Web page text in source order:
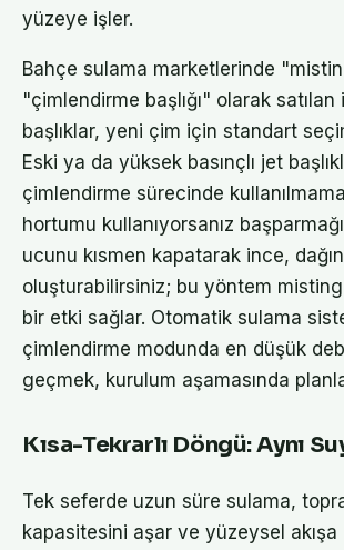
yüzeye işler.
Bahçe sulama marketlerinde
"çimlendirme başlığı" olarak satılan
başlıklar, yeni çim için standart
Eski ya da yüksek basınçlı jet
çimlendirme sürecinde
hortumu kullanıyorsanız
ucunu kısmen kapatarak ince,
oluşturabilirsiniz; bu yöntem misting
bir etki sağlar. Otomatik sulama
çimlendirme modunda en düşük
geçmek, kurulum aşamasında
Kısa-Tekrarlı Döngü: Aynı
Tek seferde uzun süre sulama,
kapasitesini aşar ve yüzeysel akışa